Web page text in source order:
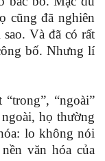
cũng đã nghiên
Và đã có rất
bố. Nhưng lí
“ngoài”
họ thường
lo không nói
văn hóa của